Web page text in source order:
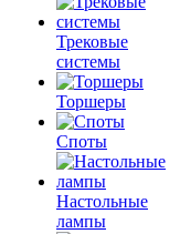
Трековые
системы
Торшеры
Споты
Настольные
лампы